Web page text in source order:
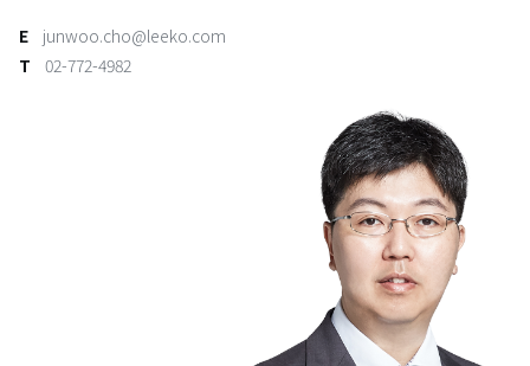
E
junwoo.cho@leeko.com
T
02-772-4982